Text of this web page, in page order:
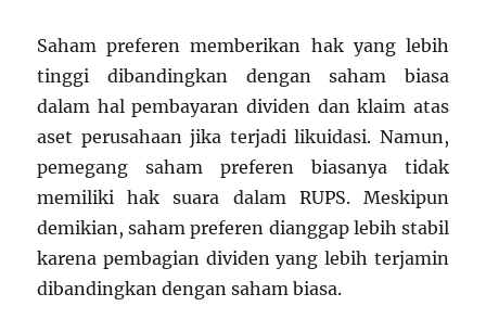
Saham preferen memberikan hak yang lebih
tinggi dibandingkan dengan saham biasa
dalam hal pembayaran dividen dan klaim atas
aset perusahaan jika terjadi likuidasi. Namun,
pemegang saham preferen biasanya tidak
memiliki hak suara dalam RUPS. Meskipun
demikian, saham preferen dianggap lebih stabil
karena pembagian dividen yang lebih terjamin
dibandingkan dengan saham biasa.